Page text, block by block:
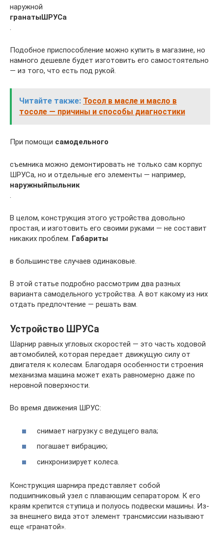
наружной
гранатыШРУСа
.
Подобное приспособление можно купить в магазине, но
намного дешевле будет изготовить его самостоятельно
— из того, что есть под рукой.
Читайте также: Тосол в масле и масло в
тосоле — причины и способы диагностики
При помощи самодельного
съемника можно демонтировать не только сам корпус
ШРУСа, но и отдельные его элементы — например,
наружныйпыльник
.
В целом, конструкция этого устройства довольно
простая, и изготовить его своими руками — не составит
никаких проблем. Габариты
в большинстве случаев одинаковые.
В этой статье подробно рассмотрим два разных
варианта самодельного устройства. А вот какому из них
отдать предпочтение — решать вам.
Устройство ШРУСа
Шарнир равных угловых скоростей — это часть ходовой
автомобилей, которая передает движущую силу от
двигателя к колесам. Благодаря особенности строения
механизма машина может ехать равномерно даже по
неровной поверхности.
Во время движения ШРУС:
снимает нагрузку с ведущего вала;
погашает вибрацию;
синхронизирует колеса.
Конструкция шарнира представляет собой
подшипниковый узел с плавающим сепаратором. К его
краям крепится ступица и полуось подвески машины. Из-
за внешнего вида этот элемент трансмиссии называют
еще «гранатой».